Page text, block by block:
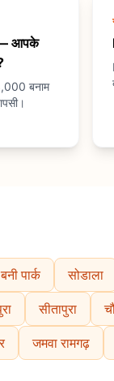
— आपके
बनाम
बनी पार्क सोडाला
सीतापुरा
जमवा रामगढ़